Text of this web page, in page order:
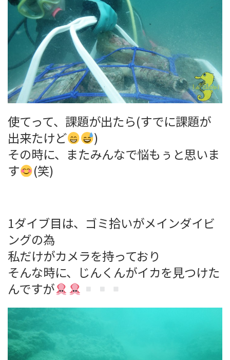
使てって、課題が出たら(すでに課題が
出来たけど
)
その時に、またみんなで悩もぅと思いま
す
(笑)
1ダイブ目は、ゴミ拾いがメインダイビ
ングの為
私だけがカメラを持っており
そんな時に、じんくんがイカを見つけた
んですが